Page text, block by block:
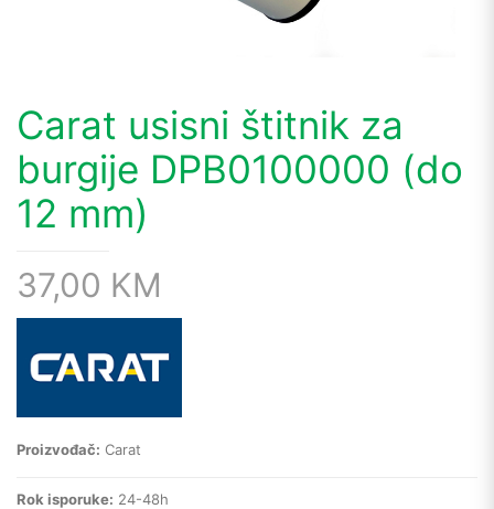
Carat usisni štitnik za
burgije DPB0100000 (do
12 mm)
37,00 KM
Proizvođač: Carat
Rok isporuke: 24-48h